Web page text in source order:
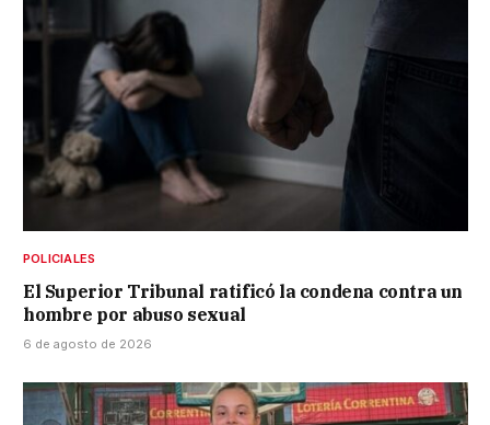
POLICIALES
El Superior Tribunal ratificó la condena contra un
hombre por abuso sexual
6 de agosto de 2026